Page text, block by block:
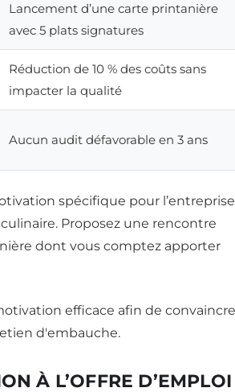
Lancement d’une carte printanière
avec 5 plats signatures
Réduction de 10 % des coûts sans
impacter la qualité
Aucun audit défavorable en 3 ans
spécifique pour l’entreprise
Proposez une rencontre
dont vous comptez apporter
À L’OFFRE D’EMPLOI